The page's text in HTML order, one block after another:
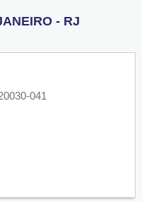
- RJ
041